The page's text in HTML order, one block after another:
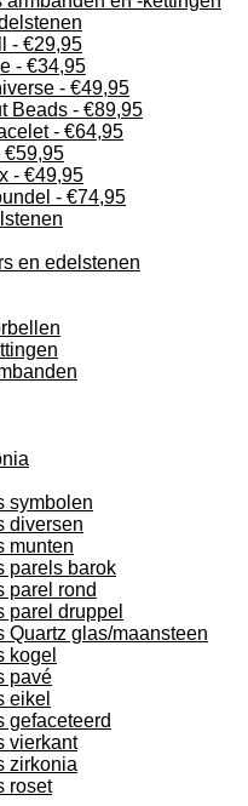
- €29,95
- €34,95
- €49,95
Beads - €89,95
- €64,95
€59,95
- €49,95
- €74,95
en edelstenen
symbolen
diversen
munten
parels barok
parel rond
parel druppel
Quartz glas/maansteen
kogel
pavé
eikel
gefaceteerd
vierkant
zirkonia
roset